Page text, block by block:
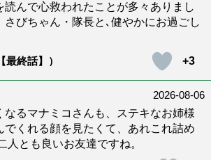
んで心救われたことが多々ありまし
びちゃん・隊長と､健やかにお過ごし
終話】）
+3
2026-08-06
なるマナミコさんも、ステキなお姉様
くれる顔を見たくて、あれこれ詰め
とも良いお友達ですね。